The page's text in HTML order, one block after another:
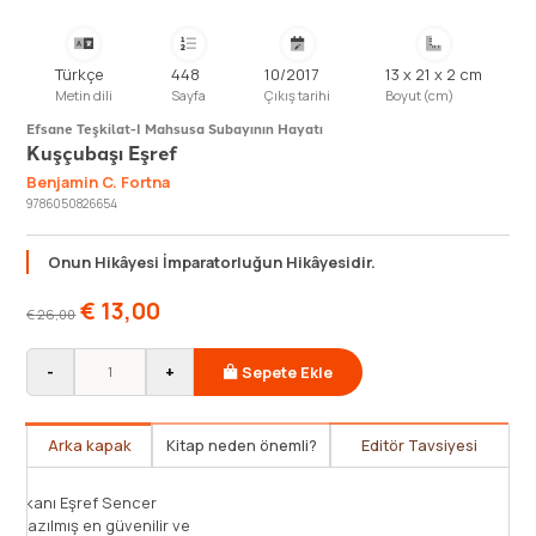
Türkçe
Metin dili
448
Sayfa
10/2017
Çıkış tarihi
13 x 21 x 2 cm
Boyut (cm)
Efsane Teşkilat-I Mahsusa Subayının Hayatı
Kuşçubaşı Eşref
Benjamin C. Fortna
9786050826654
Onun Hikâyesi İmparatorluğun Hikâyesidir.
€26,00 € 13,00
- + Sepete Ekle
Arka kapak Kitap neden önemli? Editör Tavsiyesi
Batı Trakya savaşçısı, efsanevi
subayı, 150’lik… Osmanlı’nın son